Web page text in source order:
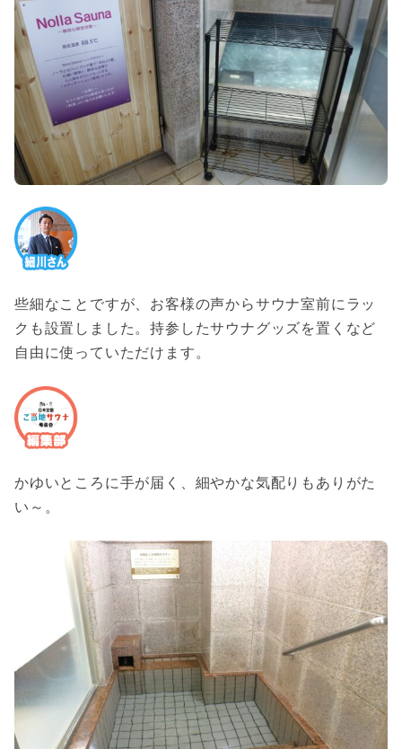
些細なことですが、お客様の声からサウナ室前にラッ
クも設置しました。持参したサウナグッズを置くなど
自由に使っていただけます。
かゆいところに手が届く、細やかな気配りもありがた
い～。